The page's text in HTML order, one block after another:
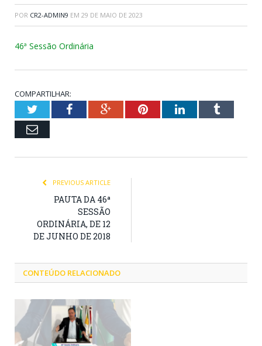
POR CR2-ADMIN9 EM 29 DE MAIO DE 2023
46ª Sessão Ordinária
COMPARTILHAR:
TwitterFacebookGoogle+PinterestLinkedInTumblr
Email
PREVIOUS ARTICLE
PAUTA DA 46ª
SESSÃO
ORDINÁRIA, DE 12
DE JUNHO DE 2018
CONTEÚDO RELACIONADO